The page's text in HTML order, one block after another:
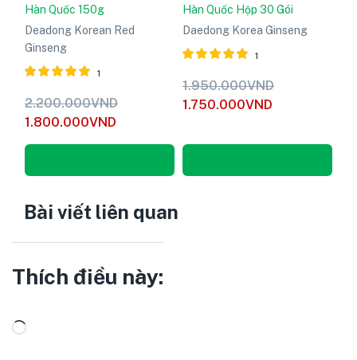
Hàn Quốc 150g
Deadong Korean Red
Ginseng
Được xếp
hạng
5.00
5
sao
1
2.200.000VND
1.800.000VND
Hàn Quốc Hộp 30 Gói
Daedong Korea Ginseng
Được xếp
hạng
5.00
5
1
1.950.000VND
1.750.000VND
Bài viết liên quan
Thích điều này: